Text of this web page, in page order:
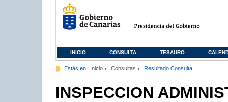
INICIO CONSULTA TESAURO
Estás en: Inicio Consultas Resultado Consulta
INSPECCION